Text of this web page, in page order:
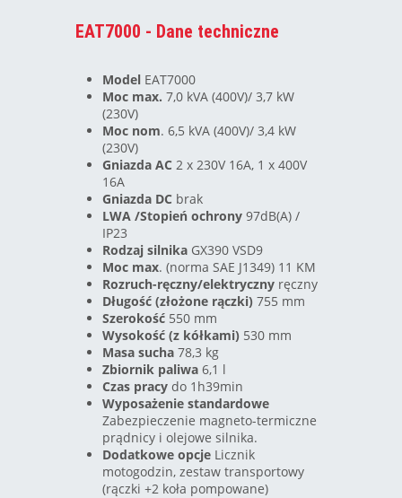
EAT7000 - Dane techniczne
Model EAT7000
Moc max. 7,0 kVA (400V)/ 3,7 kW
(230V)
Moc nom. 6,5 kVA (400V)/ 3,4 kW
(230V)
Gniazda AC 2 x 230V 16A, 1 x 400V
16A
Gniazda DC brak
LWA /Stopień ochrony 97dB(A) /
IP23
Rodzaj silnika GX390 VSD9
Moc max. (norma SAE J1349) 11 KM
Rozruch-ręczny/elektryczny ręczny
Długość (złożone rączki) 755 mm
Szerokość 550 mm
Wysokość (z kółkami) 530 mm
Masa sucha 78,3 kg
Zbiornik paliwa 6,1 l
Czas pracy do 1h39min
Wyposażenie standardowe
Zabezpieczenie magneto-termiczne
prądnicy i olejowe silnika.
Dodatkowe opcje Licznik
motogodzin, zestaw transportowy
(rączki +2 koła pompowane)